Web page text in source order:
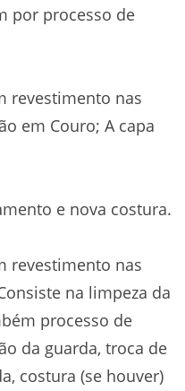
por processo de
revestimento nas
em Couro; A capa
e nova costura.
revestimento nas
na limpeza da
processo de
da guarda, troca de
costura (se houver)